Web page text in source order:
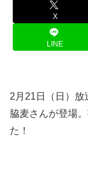
X
LINE
2月21日（日）放
脇麦さんが登場
た！